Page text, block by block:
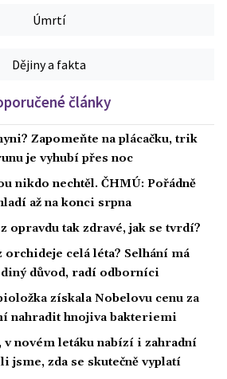
Úmrtí
Dějiny a fakta
články
Zapomeňte na plácačku, trik
je vyhubí přes noc
nikdo nechtěl. ČHMÚ: Pořádně
až na konci srpna
opravdu tak zdravé, jak se tvrdí?
orchideje celá léta? Selhání má
důvod, radí odborníci
získala Nobelovu cenu za
nahradit hnojiva bakteriemi
novém letáku nabízí i zahradní
jsme, zda se skutečně vyplatí